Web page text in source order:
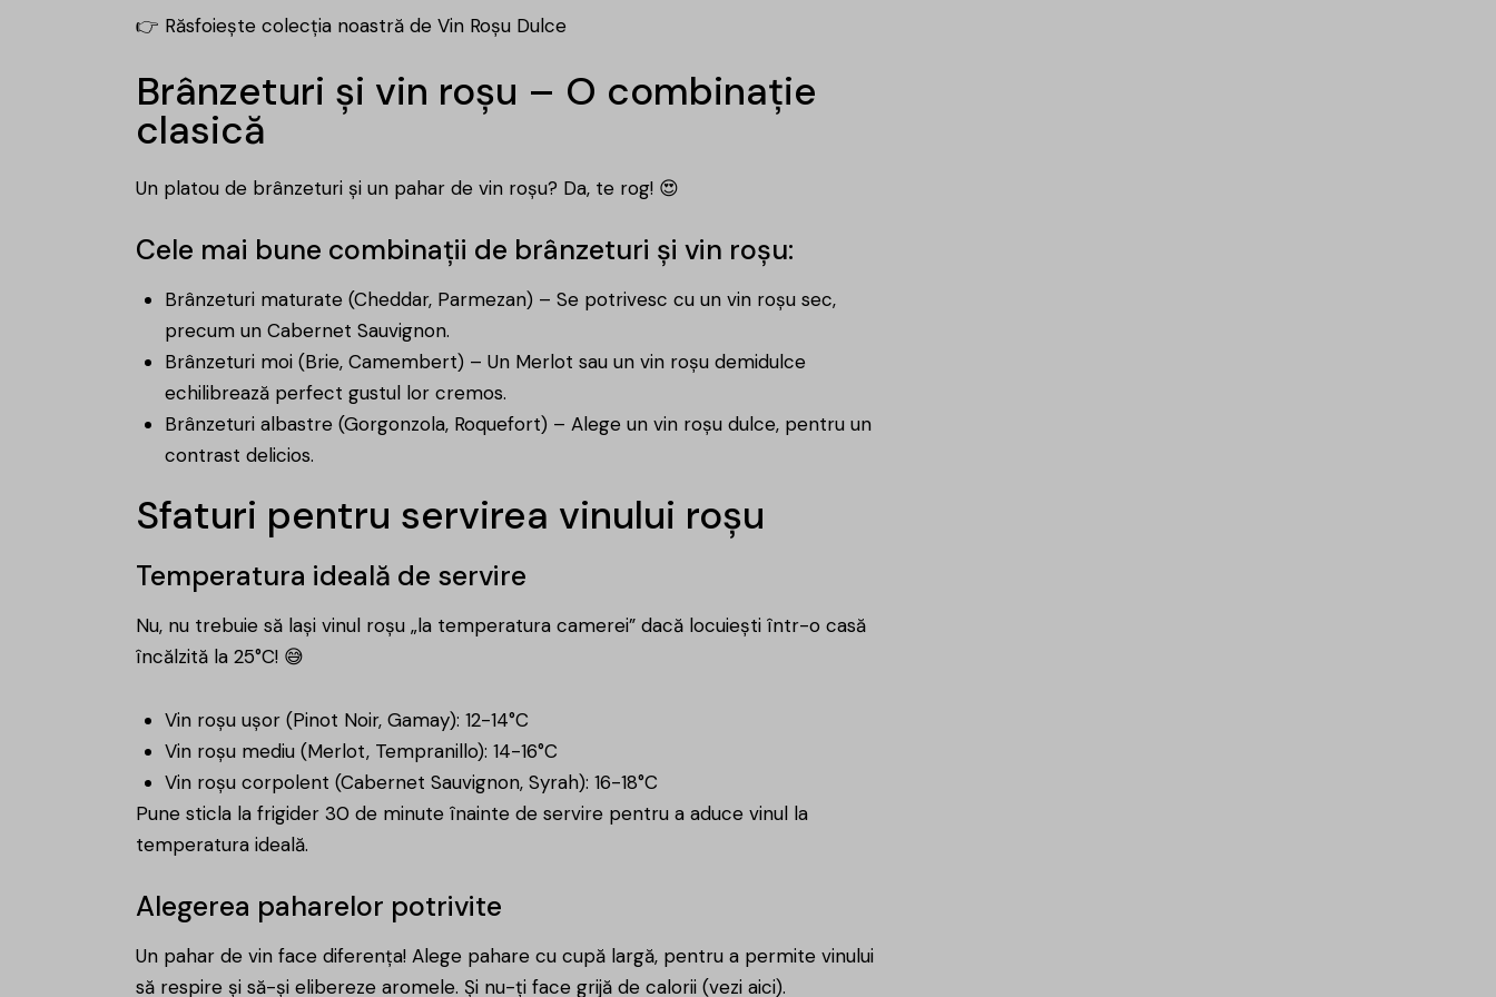
👉 Răsfoiește colecția noastră de Vin Roșu Dulce
Brânzeturi și vin roșu – O combinație
clasică
Un platou de brânzeturi și un pahar de vin roșu? Da, te rog! 😍
Cele mai bune combinații de brânzeturi și vin roșu:
Brânzeturi maturate (Cheddar, Parmezan) – Se potrivesc cu un vin roșu sec,
precum un Cabernet Sauvignon.
Brânzeturi moi (Brie, Camembert) – Un Merlot sau un vin roșu demidulce
echilibrează perfect gustul lor cremos.
Brânzeturi albastre (Gorgonzola, Roquefort) – Alege un vin roșu dulce, pentru un
contrast delicios.
Sfaturi pentru servirea vinului roșu
Temperatura ideală de servire
Nu, nu trebuie să lași vinul roșu „la temperatura camerei” dacă locuiești într-o casă
încălzită la 25°C! 😅
Vin roșu ușor (Pinot Noir, Gamay): 12-14°C
Vin roșu mediu (Merlot, Tempranillo): 14-16°C
Vin roșu corpolent (Cabernet Sauvignon, Syrah): 16-18°C
Pune sticla la frigider 30 de minute înainte de servire pentru a aduce vinul la
temperatura ideală.
Alegerea paharelor potrivite
Un pahar de vin face diferența! Alege pahare cu cupă largă, pentru a permite vinului
să respire și să-și elibereze aromele. Și nu-ți face grijă de calorii (vezi aici).